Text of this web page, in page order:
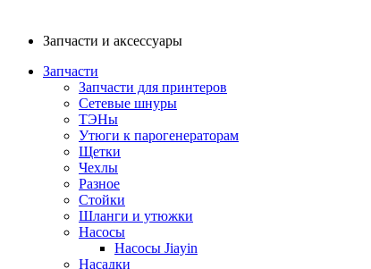
Запчасти и аксессуары
Запчасти
Запчасти для принтеров
Сетевые шнуры
ТЭНы
Утюги к парогенераторам
Щетки
Чехлы
Разное
Стойки
Шланги и утюжки
Насосы
Насосы Jiayin
Насадки